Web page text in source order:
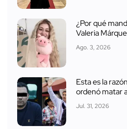
¿Por qué
Valeria
Ago. 3, 2026
Esta es la
ordenó matar
Jul. 31, 2026